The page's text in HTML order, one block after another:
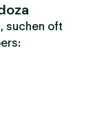
suchen oft